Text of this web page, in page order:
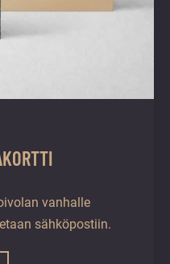
vanhalle
sähköpostiin.